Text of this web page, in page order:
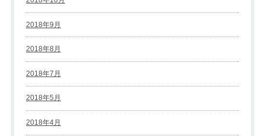
2018年9月
2018年8月
2018年7月
2018年5月
2018年4月